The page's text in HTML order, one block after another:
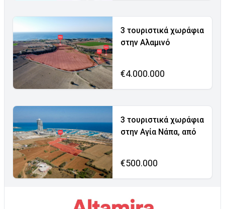
3 τουριστικά χωράφια
στην Αλαμινό
€4.000.000
3 τουριστικά χωράφια
στην Αγία Νάπα, από
€500.000